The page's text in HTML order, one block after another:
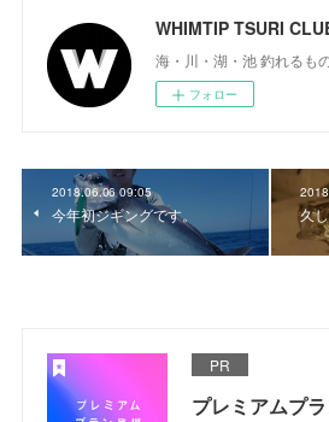
WHIMTIP TSURI
海・川・湖・池 釣れるも
フォロー
2018.06.06 09:05
今年初ジギングです。 久
PR
プレミアムプ